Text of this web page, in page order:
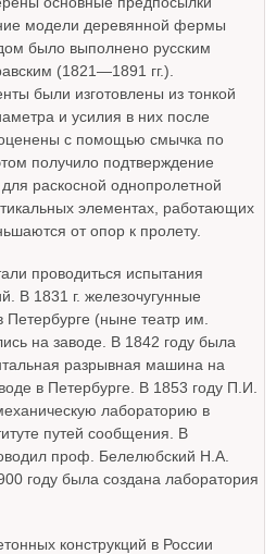
модели деревянной фермы
было выполнено русским
(1821—1891 гг.).
были изготовлены из тонкой
и усилия в них после
с помощью смычка по
получило подтверждение
раскосной однопролетной
элементах, работающих
от опор к пролету.
проводиться испытания
В 1831 г. железочугунные
Петербурге (ныне театр им.
на заводе. В 1842 году была
разрывная машина на
в Петербурге. В 1853 году П.И.
лабораторию в
путей сообщения. В
проф. Белелюбский Н.А.
году была создана лаборатория
конструкций в России